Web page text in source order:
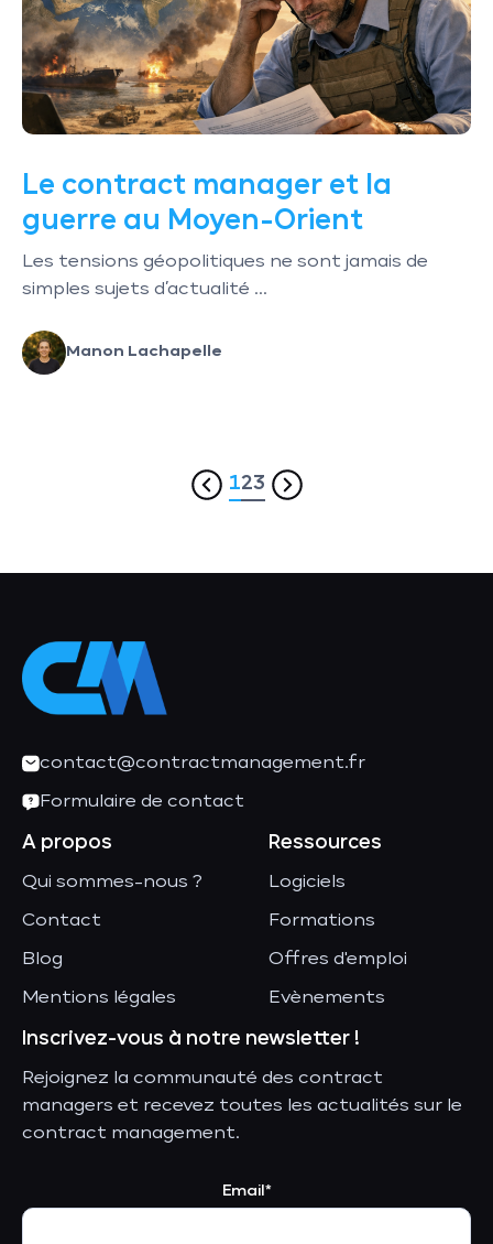
Le contract manager et la
guerre au Moyen-Orient
Les tensions géopolitiques ne sont jamais de
simples sujets d’actualité ...
Manon Lachapelle
123
contact@contractmanagement.fr
Formulaire de contact
A propos
Qui sommes-nous ?
Contact
Blog
Mentions légales
Ressources
Logiciels
Formations
Offres d'emploi
Evènements
Inscrivez-vous à notre newsletter !
Rejoignez la communauté des contract
managers et recevez toutes les actualités sur le
contract management.
Email*